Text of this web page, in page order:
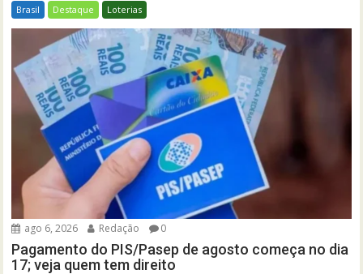
Brasil Destaque Loterias
ago 6, 2026 Redação 0
Pagamento do PIS/Pasep de agosto começa no dia
17; veja quem tem direito